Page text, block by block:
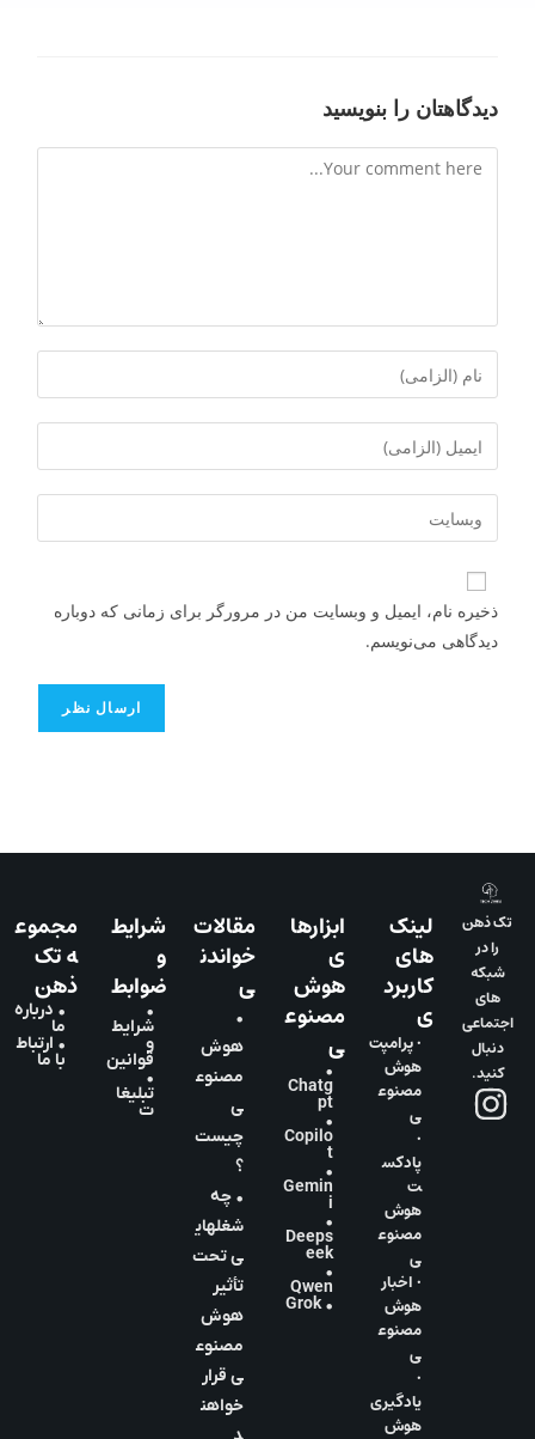
دیدگاهتان را بنویسید
ذخیره نام، ایمیل و وبسایت من در مرورگر برای زمانی که دوباره
دیدگاهی می‌نویسم.
تک ذهن
را در
شبکه
های
اجتماعی
دنبال
کنید.
لینک
های
کاربرد
ی
• پرامپت
هوش
مصنوع
ی
•
پادکس
ت
هوش
مصنوع
ی
• اخبار
هوش
مصنوع
ی
•
یادگیری
هوش
ابزارها
ی
هوش
مصنوع
ی
•
Chatg
pt
•
Copilo
t
•
Gemin
i
•
Deeps
eek
•
Qwen
• Grok
مقالات
خواندن
ی
•
هوش
مصنوع
ی
چیست
؟
• چه
شغلهای
ی تحت
تأثیر
هوش
مصنوع
ی قرار
خواهن
شرایط
و
ضوابط
•
شرایط
و
قوانین
•
تبلیغا
ت
مجموع
ه تک
ذهن
• درباره
ما
• ارتباط
با ما